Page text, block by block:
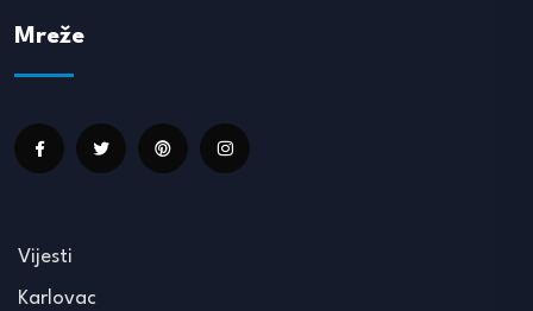
Mreže
Vijesti
Karlovac